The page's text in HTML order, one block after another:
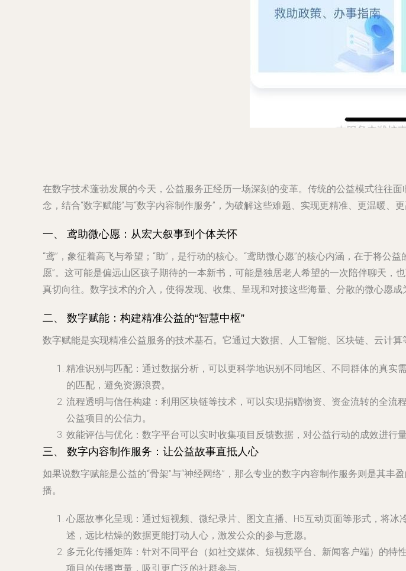
在数字技术蓬勃发展的今天，公益服务正经历一场深刻的变革。传统的公益模式往往
念，结合“数字赋能”与“数字内容制作服务”，为破解这些难题、实现更精准、更温暖、
一、 鸢助微心愿：从宏大叙事到个体关怀
“鸢”，象征着高飞与希望；“助”，是行动的核心。“鸢助微心愿”的核心内涵，在于将
愿”。这可能是偏远山区孩子期待的一本新书，可能是独居老人希望的一次陪伴聊天，
真切向往。数字技术的介入，使得发现、收集、呈现和对接这些海量、分散的微心愿
二、 数字赋能：构建精准公益的“智慧中枢”
数字赋能是实现精准公益服务的技术基石。它通过大数据、人工智能、区块链、云计算
精准识别与匹配 ：通过数据分析，可以更科学地识别不同地区、不同群体的真
的匹配，避免资源浪费。
流程透明与信任构建 ：利用区块链等技术，可以实现捐赠物资、资金流转的全
公益项目的公信力。
效能评估与优化 ：数字平台可以实时收集项目反馈数据，对公益行动的成效进行
三、 数字内容制作服务：让公益故事直抵人心
如果说数字赋能是公益的“骨架”与“神经网络”，那么专业的数字内容制作服务则是其丰
播。
心愿故事化呈现 ：通过短视频、微纪录片、图文直播、H5互动页面等形式，将
述，远比枯燥的数据更能打动人心，激发公众的参与意愿。
多元化传播矩阵 ：针对不同平台（如社交媒体、短视频平台、新闻客户端）的
项目的传播声量，吸引更广泛的社群参与。